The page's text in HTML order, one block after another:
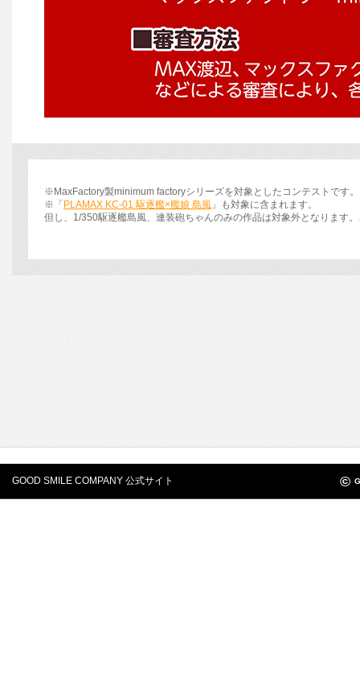
※MaxFactory製minimum factoryシリーズを対象としたコンテストです。
※「PLAMAX KC-01 駆逐艦×艦娘 島風 」も対象に含まれます。
但し、1/350駆逐艦島風、連装砲ちゃんのみの作品は対象外となります
GOOD SMILE COMPANY 公式サイト ©